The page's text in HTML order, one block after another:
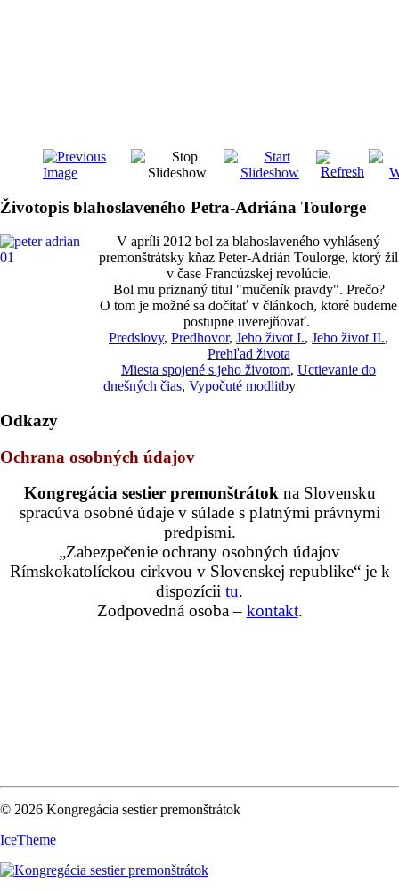
Životopis blahoslaveného Petra-Adriána Toulorge
V apríli 2012 bol za blahoslaveného vyhlásený
premonštrátsky kňaz Peter-Adrián Toulorge, ktorý žil
v čase Francúzskej revolúcie.
Bol mu priznaný titul "mučeník pravdy". Prečo?
O tom je možné sa dočítať v článkoch, ktoré budeme
postupne uverejňovať.
Predslovy, Predhovor, Jeho život I., Jeho život II.,
Prehľad života
Miesta spojené s jeho životom, Uctievanie do
dnešných čias, Vypočuté modlitby
Odkazy
Ochrana osobných údajov
Kongregácia sestier premonštrátok na Slovensku
spracúva osobné údaje v súlade s platnými právnymi
predpismi.
„Zabezpečenie ochrany osobných údajov
Rímskokatolíckou cirkvou v Slovenskej republike“ je k
dispozícii tu.
Zodpovedná osoba – kontakt.
© 2026 Kongregácia sestier premonštrátok
IceTheme